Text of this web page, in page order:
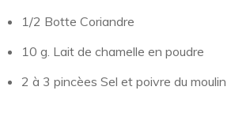
1/2 Botte Coriandre
10 g. Lait de chamelle en poudre
2 à 3 pincèes Sel et poivre du moulin